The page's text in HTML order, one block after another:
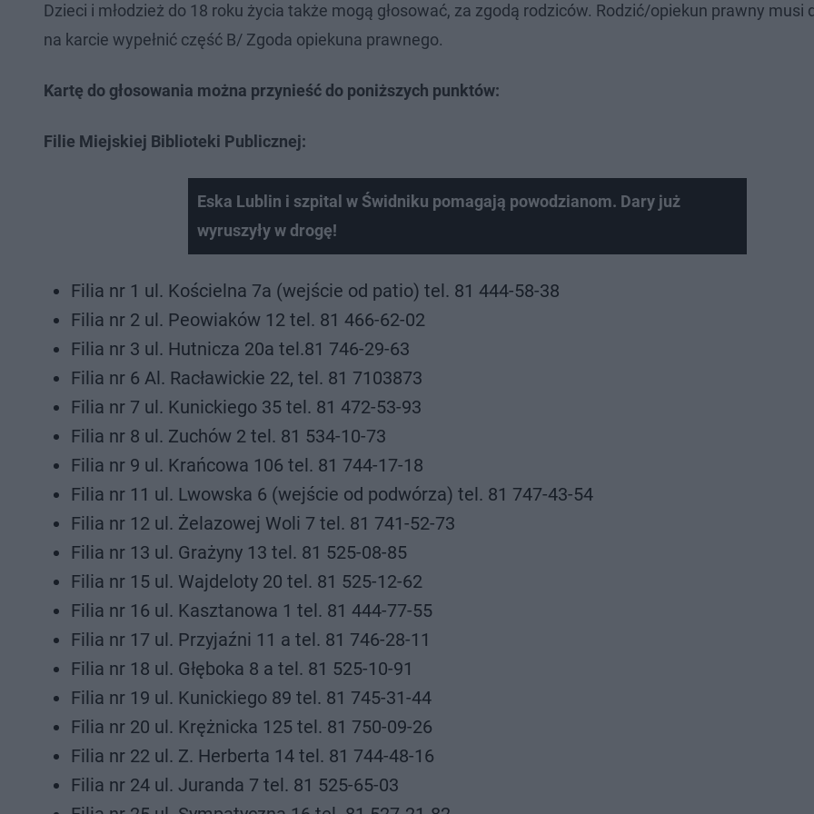
Dzieci i młodzież do 18 roku życia także mogą głosować, za zgodą rodziców. Rodzić/opiekun prawny musi
na karcie wypełnić część B/ Zgoda opiekuna prawnego.
Kartę do głosowania można przynieść do poniższych punktów:
Filie Miejskiej Biblioteki Publicznej:
Eska Lublin i szpital w Świdniku pomagają powodzianom. Dary już
wyruszyły w drogę!
Filia nr 1 ul. Kościelna 7a (wejście od patio) tel. 81 444-58-38
Filia nr 2 ul. Peowiaków 12 tel. 81 466-62-02
Filia nr 3 ul. Hutnicza 20a tel.81 746-29-63
Filia nr 6 Al. Racławickie 22, tel. 81 7103873
Filia nr 7 ul. Kunickiego 35 tel. 81 472-53-93
Filia nr 8 ul. Zuchów 2 tel. 81 534-10-73
Filia nr 9 ul. Krańcowa 106 tel. 81 744-17-18
Filia nr 11 ul. Lwowska 6 (wejście od podwórza) tel. 81 747-43-54
Filia nr 12 ul. Żelazowej Woli 7 tel. 81 741-52-73
Filia nr 13 ul. Grażyny 13 tel. 81 525-08-85
Filia nr 15 ul. Wajdeloty 20 tel. 81 525-12-62
Filia nr 16 ul. Kasztanowa 1 tel. 81 444-77-55
Filia nr 17 ul. Przyjaźni 11 a tel. 81 746-28-11
Filia nr 18 ul. Głęboka 8 a tel. 81 525-10-91
Filia nr 19 ul. Kunickiego 89 tel. 81 745-31-44
Filia nr 20 ul. Krężnicka 125 tel. 81 750-09-26
Filia nr 22 ul. Z. Herberta 14 tel. 81 744-48-16
Filia nr 24 ul. Juranda 7 tel. 81 525-65-03